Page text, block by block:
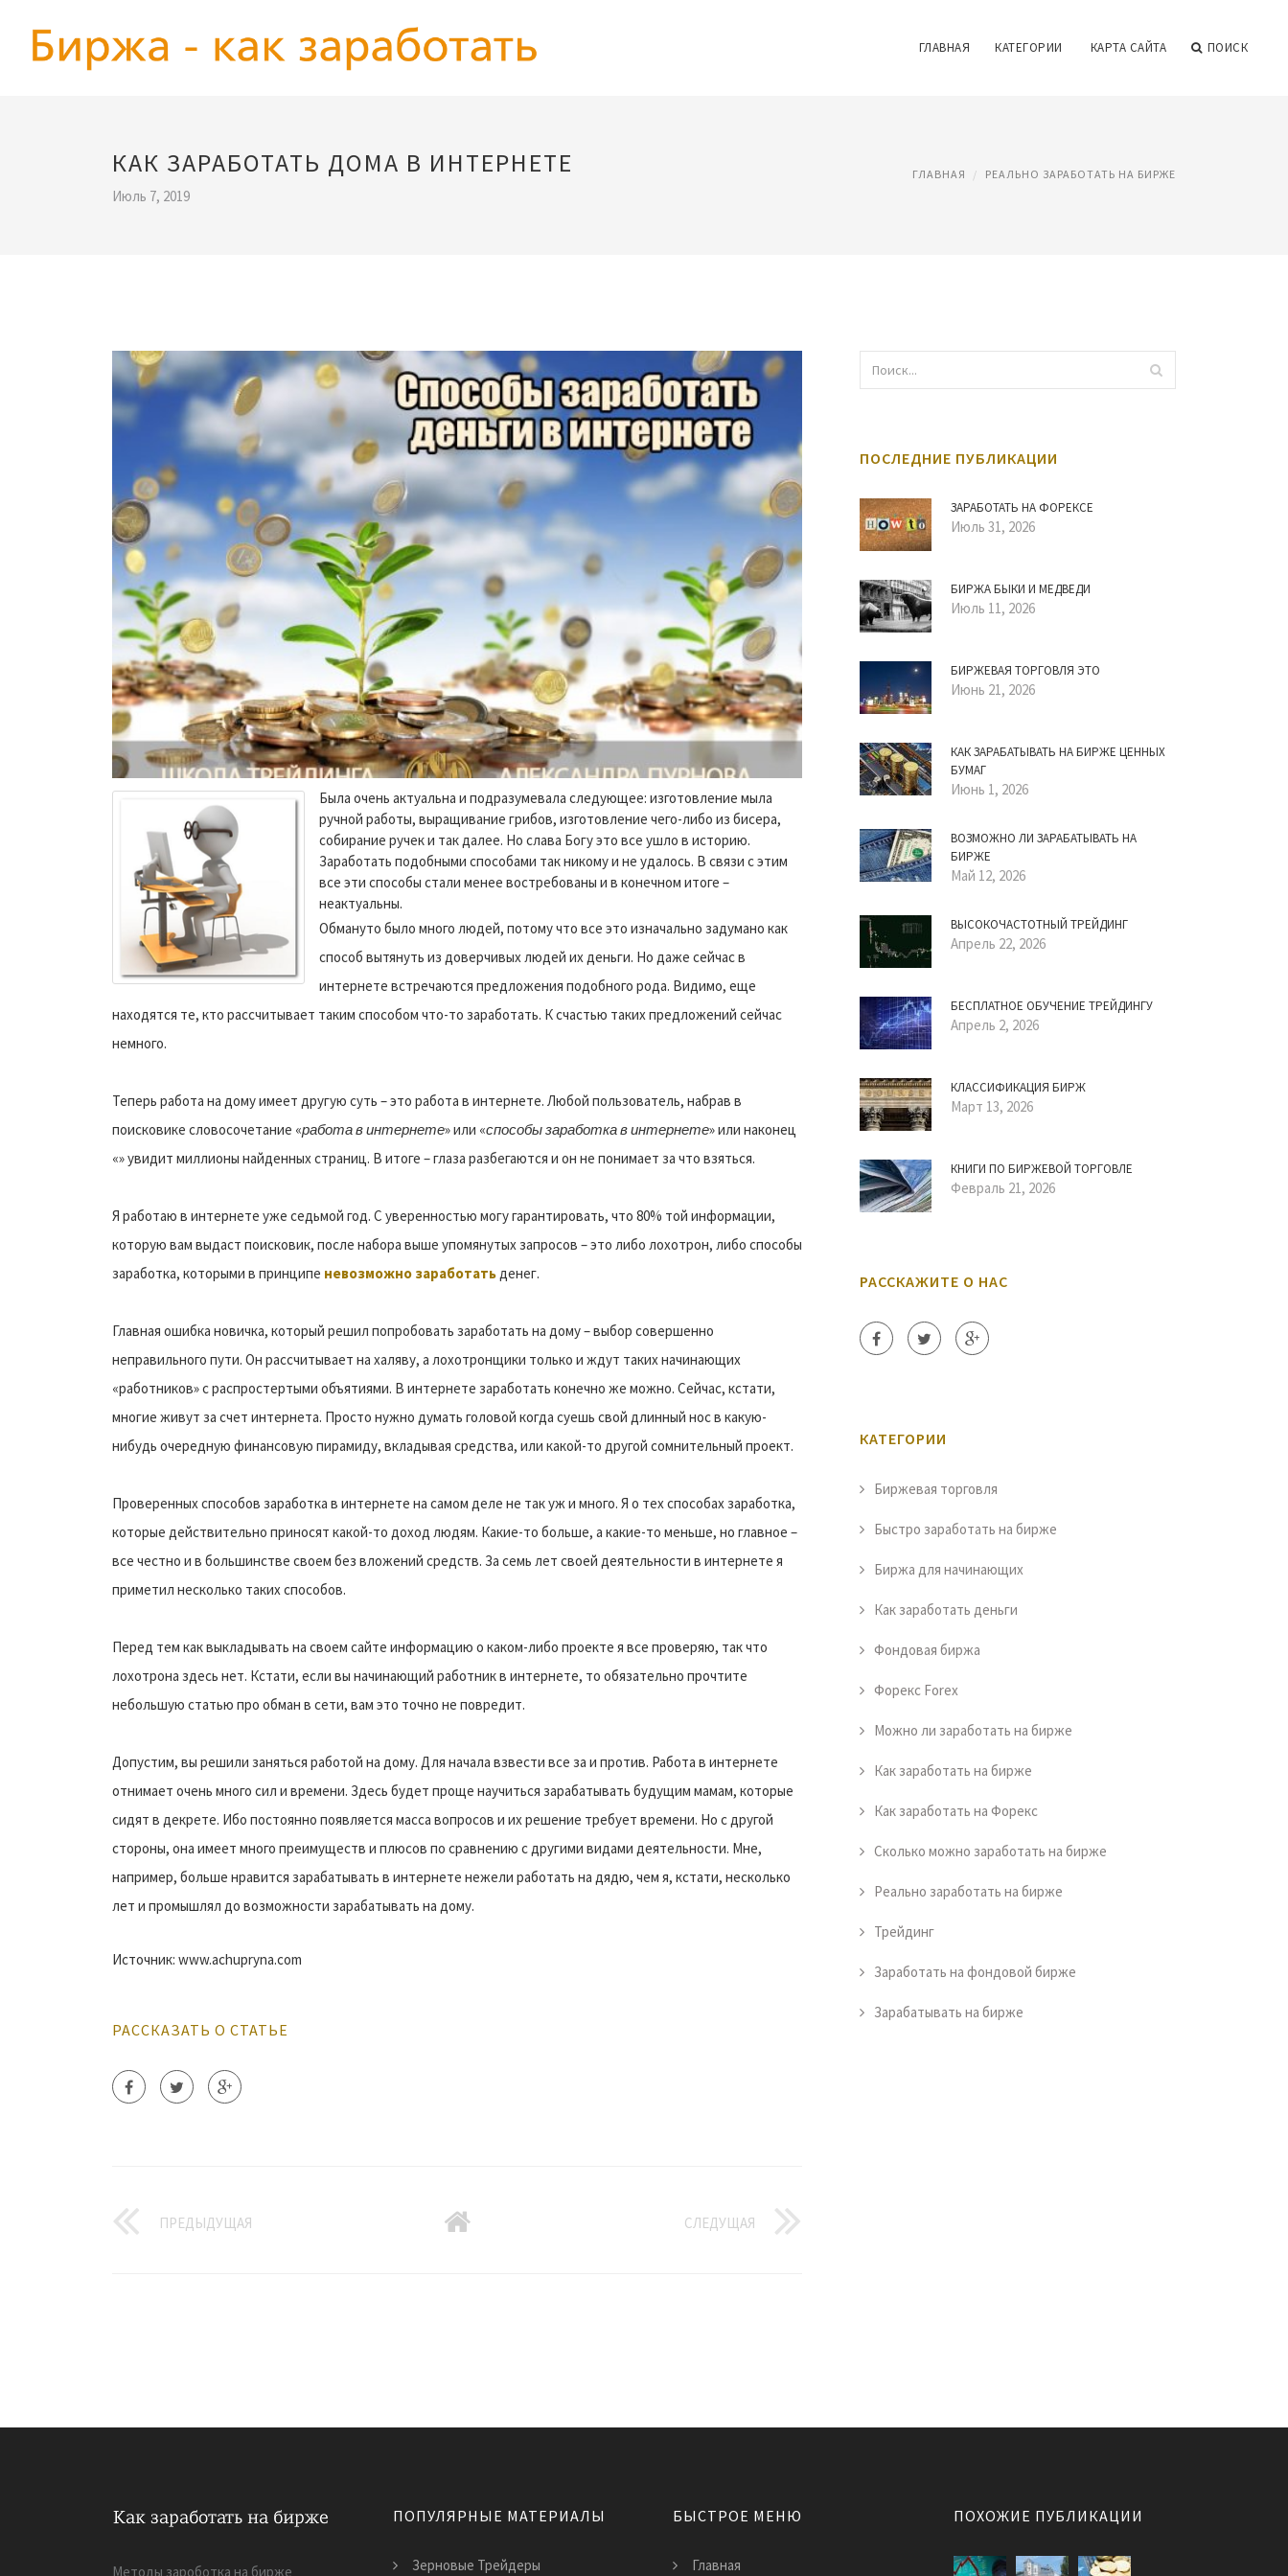
ГЛАВНАЯ КАТЕГОРИИ КАРТА САЙТА ПОИСК
КАК ЗАРАБОТАТЬ ДОМА В ИНТЕРНЕТЕ
Июль 7, 2019
ГЛАВНАЯ РЕАЛЬНО ЗАРАБОТАТЬ НА БИРЖЕ
Была очень актуальна и подразумевала следующее: изготовление мыла
ручной работы, выращивание грибов, изготовление чего-либо из бисера,
собирание ручек и так далее. Но слава Богу это все ушло в историю.
Заработать подобными способами так никому и не удалось. В связи с этим
все эти способы стали менее востребованы и в конечном итоге –
неактуальны.
Обмануто было много людей, потому что все это изначально задумано как
способ вытянуть из доверчивых людей их деньги. Но даже сейчас в
интернете встречаются предложения подобного рода. Видимо, еще
находятся те, кто рассчитывает таким способом что-то заработать. К счастью таких предложений сейчас
немного.
Теперь работа на дому имеет другую суть – это работа в интернете. Любой пользователь, набрав в
поисковике словосочетание «работа в интернете» или «способы заработка в интернете» или наконец
«» увидит миллионы найденных страниц. В итоге – глаза разбегаются и он не понимает за что взяться.
Я работаю в интернете уже седьмой год. С уверенностью могу гарантировать, что 80% той информации,
которую вам выдаст поисковик, после набора выше упомянутых запросов – это либо лохотрон, либо способы
заработка, которыми в принципе невозможно заработать денег.
Главная ошибка новичка, который решил попробовать заработать на дому – выбор совершенно
неправильного пути. Он рассчитывает на халяву, а лохотронщики только и ждут таких начинающих
«работников» с распростертыми объятиями. В интернете заработать конечно же можно. Сейчас, кстати,
многие живут за счет интернета. Просто нужно думать головой когда суешь свой длинный нос в какую-
нибудь очередную финансовую пирамиду, вкладывая средства, или какой-то другой сомнительный проект.
Проверенных способов заработка в интернете на самом деле не так уж и много. Я о тех способах заработка,
которые действительно приносят какой-то доход людям. Какие-то больше, а какие-то меньше, но главное –
все честно и в большинстве своем без вложений средств. За семь лет своей деятельности в интернете я
приметил несколько таких способов.
Перед тем как выкладывать на своем сайте информацию о каком-либо проекте я все проверяю, так что
лохотрона здесь нет. Кстати, если вы начинающий работник в интернете, то обязательно прочтите
небольшую статью про обман в сети, вам это точно не повредит.
Допустим, вы решили заняться работой на дому. Для начала взвести все за и против. Работа в интернете
отнимает очень много сил и времени. Здесь будет проще научиться зарабатывать будущим мамам, которые
сидят в декрете. Ибо постоянно появляется масса вопросов и их решение требует времени. Но с другой
стороны, она имеет много преимуществ и плюсов по сравнению с другими видами деятельности. Мне,
например, больше нравится зарабатывать в интернете нежели работать на дядю, чем я, кстати, несколько
лет и промышлял до возможности зарабатывать на дому.
Источник: www.achupryna.com
РАССКАЗАТЬ О СТАТЬЕ
ПРЕДЫДУЩАЯ СЛЕДУЩАЯ
ПОСЛЕДНИЕ ПУБЛИКАЦИИ
ЗАРАБОТАТЬ НА ФОРЕКСЕ
Июль 31, 2026
БИРЖА БЫКИ И МЕДВЕДИ
Июль 11, 2026
БИРЖЕВАЯ ТОРГОВЛЯ ЭТО
Июнь 21, 2026
КАК ЗАРАБАТЫВАТЬ НА БИРЖЕ ЦЕННЫХ
БУМАГ
Июнь 1, 2026
ВОЗМОЖНО ЛИ ЗАРАБАТЫВАТЬ НА
БИРЖЕ
Май 12, 2026
ВЫСОКОЧАСТОТНЫЙ ТРЕЙДИНГ
Апрель 22, 2026
БЕСПЛАТНОЕ ОБУЧЕНИЕ ТРЕЙДИНГУ
Апрель 2, 2026
КЛАССИФИКАЦИЯ БИРЖ
Март 13, 2026
КНИГИ ПО БИРЖЕВОЙ ТОРГОВЛЕ
Февраль 21, 2026
РАССКАЖИТЕ О НАС
КАТЕГОРИИ
Биржевая торговля
Быстро заработать на бирже
Биржа для начинающих
Как заработать деньги
Фондовая биржа
Форекс Forex
Можно ли заработать на бирже
Как заработать на бирже
Как заработать на Форекс
Сколько можно заработать на бирже
Реально заработать на бирже
Трейдинг
Заработать на фондовой бирже
Зарабатывать на бирже
Методы зароботка на бирже
ПОПУЛЯРНЫЕ МАТЕРИАЛЫ
Зерновые Трейдеры
БЫСТРОЕ МЕНЮ
Главная
ПОХОЖИЕ ПУБЛИКАЦИИ